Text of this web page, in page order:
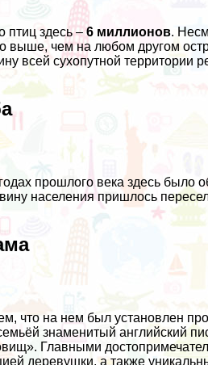
птиц здесь –6 миллионов.
выше, чем на любом другом
всей сухопутной территории
прошлого века здесь
населения пришлось
что на нем был установлен
знаменитый английский
Главными
деревушки, а также